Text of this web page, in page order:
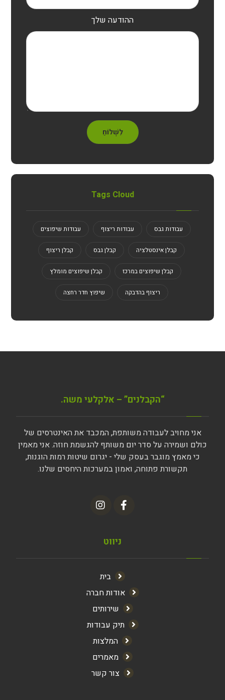
ההודעה שלך
לִשְׁלוֹחַ
Tags Cloud
עבודות גבס עבודות ריצוף עבודות שיפוצים
קבלן אינסטלציה קבלן גבס קבלן ריצוף
קבלן שיפוצים במרכז קבלן שיפוצים מומלץ
ריצוף בהדבקה שיפוץ חדר רחצה
“הקבלנים” – אלקלעי משה.
אני מחויב לעבודה משותפת, המכבד את האינטרסים של
כולם ושמירה על סדר יום משותף להגשמת חוזה. אני מאמין
כי מאמץ מוגבר בעסק שלי - יגרום שיטות רמות הוגנות,
תקשורת פתוחה, ואמון במערכות היחסים שלנו.
ניווט
בית
אודות חברה
שירותים
תיק עבודות
המלצות
מאמרים
צור קשר